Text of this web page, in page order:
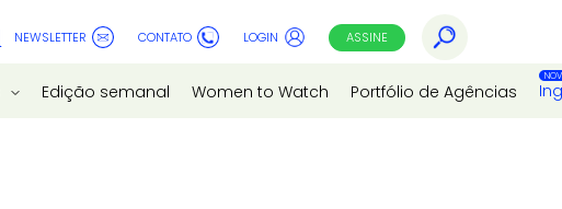
NEWSLETTER CONTATO LOGIN ASSINE
Edição semanal Women to Watch Portfólio de Agências